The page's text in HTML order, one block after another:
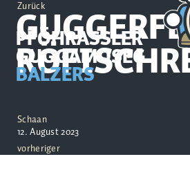
PFÖHRASSLER
GUGGAMOSEG
BALZERS
Zurück
Schaan
12. August 2023
vorheriger